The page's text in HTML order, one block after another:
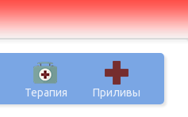
Терапия Приливы